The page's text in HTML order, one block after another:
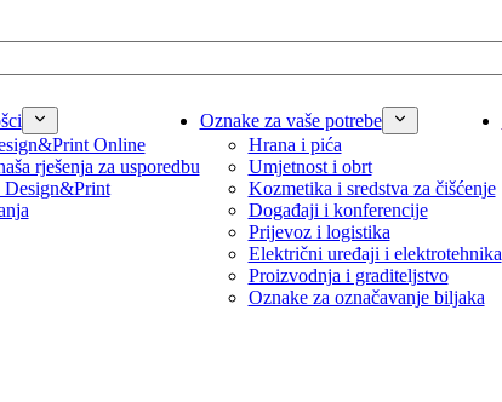
Online
rješenja za usporedbu
Design&Print
Oznake za vaše potrebe
Hrana i pića
Umjetnost i obrt
Kozmetika i sredstva za čišćenje
Događaji i konferencije
Prijevoz i logistika
Električni uređaji i elektrotehnika
Proizvodnja i graditeljstvo
Oznake za označavanje biljaka